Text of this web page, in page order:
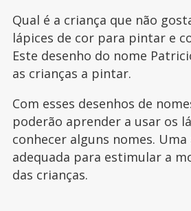
Qual é a criança que não
lápices de cor para pintar e
Este desenho do nome
as crianças a pintar.
Com esses desenhos de
poderão aprender a usar os
conhecer alguns nomes.
adequada para estimular a
das crianças.